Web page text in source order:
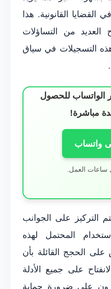
القضايا القانونية. هذا
العديد من التساؤلات
التسجيلات في سياق
الواتساب للحصول
مباشرة!
واتساب
ساعات العمل.
التركيز على الجوانب
المحتمل لهذه
على الحجج القائلة بأن
على جميع الأدلة
على ضرورة حماية